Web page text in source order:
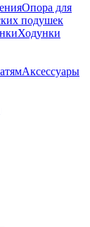
Опора для
подушек
Ходунки
Аксессуары